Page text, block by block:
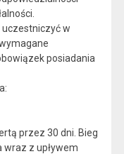
uczestniczyć w
posiadania
przez 30 dni. Bieg
z upływem